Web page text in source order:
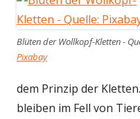
Blüten der Wollkopf-Kletten -
Pixabay
dem Prinzip der
bleiben im Fell von